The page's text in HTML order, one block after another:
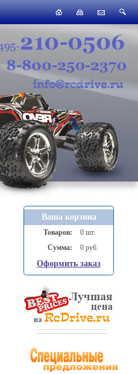
Ваша корзина
Товаров:
0 шт.
Сумма:
0 руб.
Оформить заказ